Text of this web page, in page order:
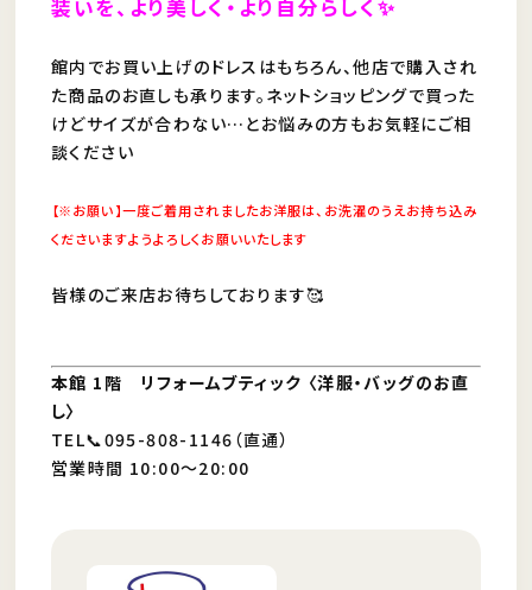
装いを、より美しく・より自分らしく✨
館内でお買い上げのドレスはもちろん、他店で購入され
た商品のお直しも承ります。ネットショッピングで買った
けどサイズが合わない…とお悩みの方もお気軽にご相
談ください
【※お願い】一度ご着用されましたお洋服は、お洗濯のうえお持ち込み
くださいますようよろしくお願いいたします
皆様のご来店お待ちしております🥰
本館 1階 リフォームブティック 〈洋服・バッグのお直
し〉
TEL📞095-808-1146（直通）
営業時間 10:00～20:00